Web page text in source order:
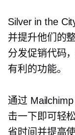
Silver in the
并提升他们的
分发促销代码
有利的功能。
通过
击一下即可轻
省时间并提高